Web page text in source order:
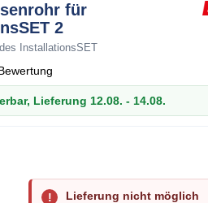
für
2
InstallationsSET
Lieferung 12.08. - 14.08.
Lieferung nicht möglich